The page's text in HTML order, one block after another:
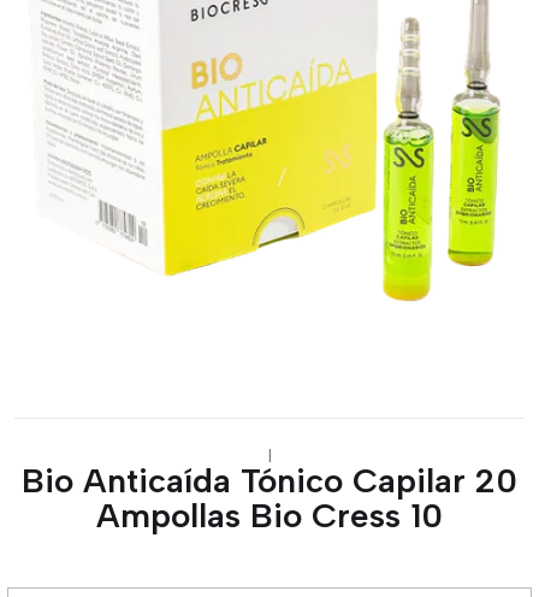
|
Bio Anticaída Tónico Capilar 20
Ampollas Bio Cress 10